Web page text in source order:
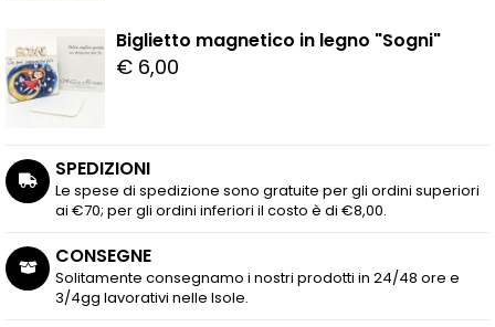
Biglietto magnetico in legno "Sogni"
€ 6,00
SPEDIZIONI
Le spese di spedizione sono gratuite per gli ordini superiori
ai €70; per gli ordini inferiori il costo è di €8,00.
CONSEGNE
Solitamente consegnamo i nostri prodotti in 24/48 ore e
3/4gg lavorativi nelle Isole.